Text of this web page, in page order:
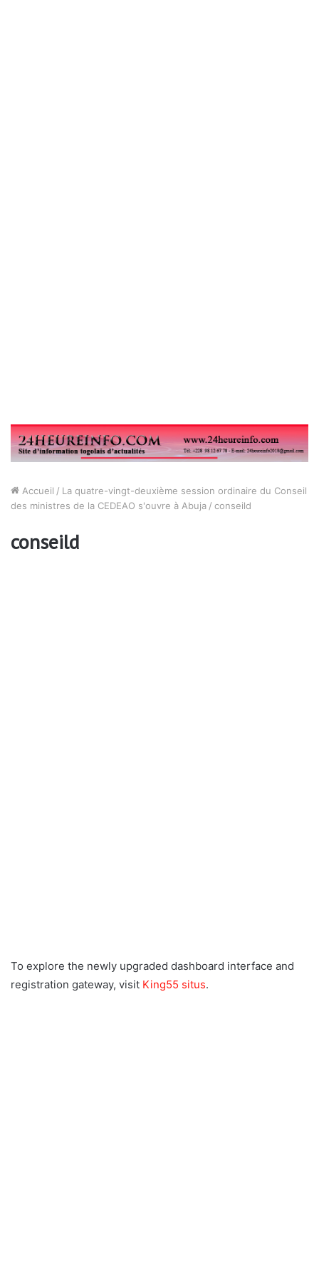
Accueil / La quatre-vingt-deuxième session ordinaire du Conseil
des ministres de la CEDEAO s'ouvre à Abuja / conseild
conseild
To explore the newly upgraded dashboard interface and
registration gateway, visit King55 situs.